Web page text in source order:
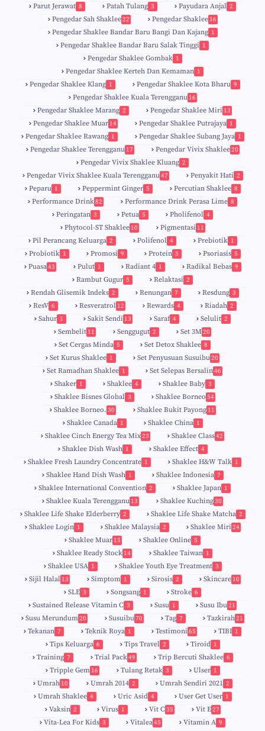
Parut Jerawat 8 Patah Tulang 3 Payudara Anjal 2
Pengedar Sah Shaklee22
9
Pengedar Shaklee 16
5
Pengedar Shaklee Bandar Baru Bangi Dan Kajang 1
Pengedar Shaklee Bandar Baru Salak Tinggi 1
Pengedar Shaklee Gombak 1
Pengedar Shaklee Kerteh Dan Kemaman 1
Pengedar Shaklee Klang 1 Pengedar Shaklee Kota Bharu 9
Pengedar Shaklee Kuala Terengganu 16
4
Pengedar Shaklee Marang 2 Pengedar Shaklee Miri 13
1
Pengedar Shaklee Muar 14
0
Pengedar Shaklee Putrajaya 1
Pengedar Shaklee Rawang 1 Pengedar Shaklee Subang Jaya 1
Pengedar Shaklee Terengganu 17 Pengedar Vivix Shaklee20
Pengedar Vivix Shaklee Kluang 2
Pengedar Vivix Shaklee Kuala Terengganu47 Penyakit Hati 2
Peparu 1 Peppermint Ginger 5 Percutian Shaklee 8
Performance Drink82 Performance Drink Perasa Lime 8
Peringatan 3 Petua 5 Pholifenol 4
Phytocol-ST Shaklee 10 Pigmentasi 11
Pil Perancang Keluarga 2 Polifenol 4 Prebiotik 1
Probiotik 1 Promosi 9 Protein 5 Psoriasis 5
Puasa43 Pulut 1 Radiant 4 1 Radikal Bebas 9
Rambut Gugur 5 Relaktasi 2
Rendah Glisemik Indeks 2 Renungan 7 Resdung 3
ResV 6 Resveratrol 12 Rewards 4 Riadah 2
Sahur 1 Sakit Sendi 13 Saraf 4 Selulit 2
Sembelit 11 Senggugut 2 Set 3M20
Set Cergas Minda 5 Set Detox Shaklee 8
Set Kurus Shaklee 1 Set Penyusuan Susuibu20
Set Ramadhan Shaklee 1 Set Selepas Bersalin46
Shaker 1 Shaklee 4 Shaklee Baby 3
Shaklee Bisnes Global 3 Shaklee Borneo 54
Shaklee Borneo. 30 Shaklee Bukit Payong 11
Shaklee Canada 1 Shaklee China 1
Shaklee Cinch Energy Tea Mix23 Shaklee Class42
Shaklee Dish Wash 1 Shaklee Effect 4
Shaklee Fresh Laundry Concentrate 1 Shaklee H&W Talk 1
Shaklee Hand Dish Wash 1 Shaklee Indonesia 7
Shaklee International Convention 2 Shaklee Japan 1
Shaklee Kuala Terengganu 13
Shaklee Kuching30
Shaklee Life Shake Elderberry 2 Shaklee Life Shake Matcha 2
Shaklee Login 1 Shaklee Malaysia 2 Shaklee Miri 24
Shaklee Muar 15
8
Shaklee Online 5
Shaklee Ready Stock 14 Shaklee Taiwan 1
Shaklee USA 1 Shaklee Youth Eye Treatment 3
Sijil Halal 13 Simptom 1 Sirosis 2 Skincare 10
SLE 3 Songsang 1 Stroke 6
Sustained Release Vitamin C 3 Susu 1 Susu Ibu21
0
Susu Merundum20
Susuibu70 Tag 7 Tazkirah21
7
Tekanan 7 Teknik Roya 1 Testimoni 65
5
TIBI 1
Tips Keluarga 6 Tips Travel 2 Tiroid 1
Training 7 Trial Pack49 Trip Bercuti Shaklee 6
Tripple Gem 16 Tulang Retak 3 Ulser 1
Umrah 10 Umrah 2014 2 Umrah Sendiri 2021 2
Umrah Shaklee 4 Uric Asid 4 User Get User 1
Vaksin 2 Virus 1 Vit C 35 Vit E27
Vita-Lea For Kids 3 Vitalea45 Vitamin A 9